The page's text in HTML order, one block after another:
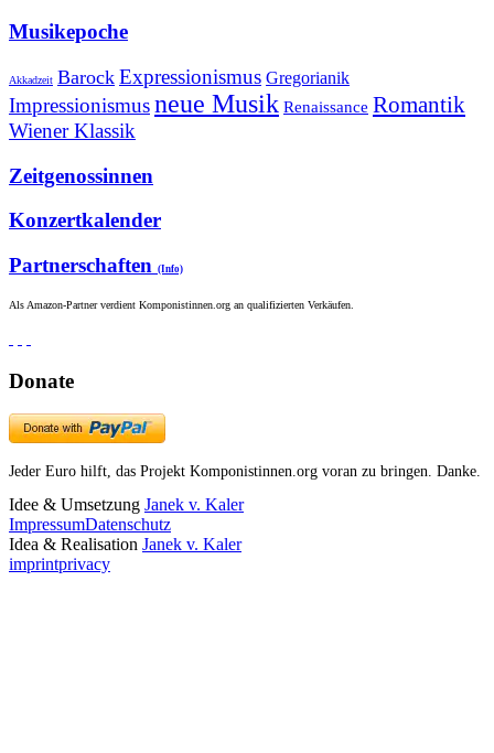
Musikepoche
Akkadzeit Barock Expressionismus Gregorianik
Impressionismusneue Musik Renaissance Romantik
Wiener Klassik
Zeitgenossinnen
Konzertkalender
Partnerschaften (Info)
Als Amazon-Partner verdient Komponistinnen.org an qualifizierten Verkäufen.
Donate
Jeder Euro hilft, das Projekt Komponistinnen.org voran zu bringen. Danke.
Idee & Umsetzung Janek v. Kaler
ImpressumDatenschutz
Idea & Realisation Janek v. Kaler
imprintprivacy